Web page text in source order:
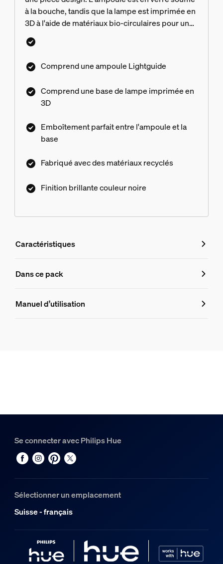
à la bouche, tandis que la lampe est imprimée en
3D à l'aide de matériaux bio-circulaires pour un
mélange entre artisanat moderne et traditionnel.
Comprend une ampoule Lightguide
Comprend une base de lampe imprimée en
3D
Emboîtement parfait entre l'ampoule et la
base
Fabriqué avec des matériaux recyclés
Finition brillante couleur noire
Caractéristiques
Caractéristiques
8719514871151
Dans ce pack
Manuel d’utilisation
Se connecter avec Philips Hue
Sélectionner un emplacement
Suisse - français